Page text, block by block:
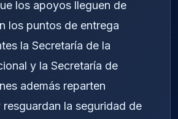
los apoyos lleguen de
los puntos de entrega
la Secretaría de la
y la Secretaría de
además reparten
resguardan la seguridad de